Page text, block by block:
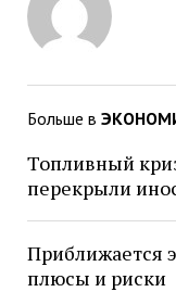
Больше в
Топливный
перекрыли
Приближается
плюсы и риски